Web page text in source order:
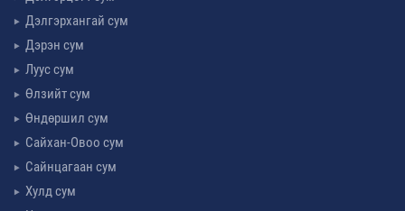
Дэлгэрхангай сум
Дэрэн сум
Луус сум
Өлзийт сум
Өндөршил сум
Сайхан-Овоо сум
Сайнцагаан сум
Хулд сум